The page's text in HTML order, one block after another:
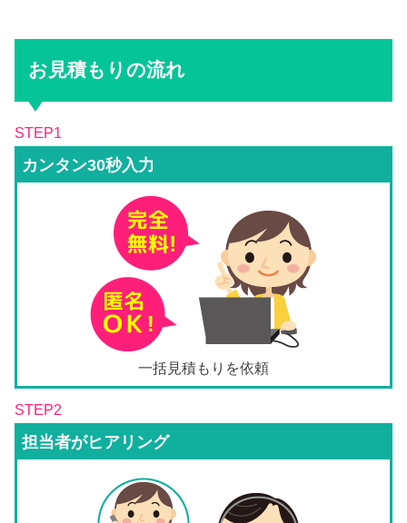
お見積もりの流れ
STEP1
カンタン30秒入力
一括見積もりを依頼
STEP2
担当者がヒアリング